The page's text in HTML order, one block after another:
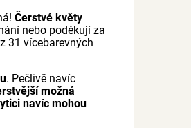
Čerstvé květy
nebo poděkují za
31 vícebarevných
. Pečlivě navíc
možná
navíc mohou